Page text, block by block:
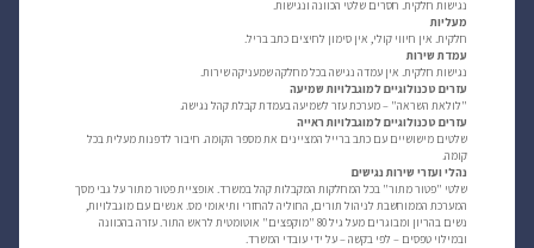
נגישות חלקית. חסרים שלטי הכוונה ונגישות.
מעליות
חלקית. אין חיווי קולי, אין סימון לחיצים כתב בריל.
עמדת שירות
נגישות חלקית. אין עמדה נגישה בכל מחלקה שמעניקה שירות.
עזרים טכנולוגיים למוגבלויות שמיעה
"לולאת השראה" – מערכת עזר לשמיעה בעמדת קבלת קהל נגישה.
עזרים טכנולוגיים למוגבלויות ראייה
שלטים מישושיים עם כתב ברייל המציינים את מספר הקומה. חיבור לדפנות מעלית בכל
קומה.
נהלי ועזרי שירות נגישים
שלטי "פטור מתור" בכל המחלקות המקבלות קהל במשרד. אופציית פטור מתור על גבי מסך
המערכת הממוחשבת לניהול תורים, החוליה להחזרי ותיאומי מס. אנשים עם מוגבלויות,
נשים בהריון ומבוגרים מעל גיל 80 "מוקפצים" אוטומטית לראש התור. עזרה בהכוונה
ובמילוי טפסים – לפי בקשה – על ידי עובדי המשרד.